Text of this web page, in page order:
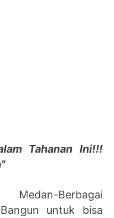
Tahanan Ini!!!
Medan-Berbagai
untuk bisa